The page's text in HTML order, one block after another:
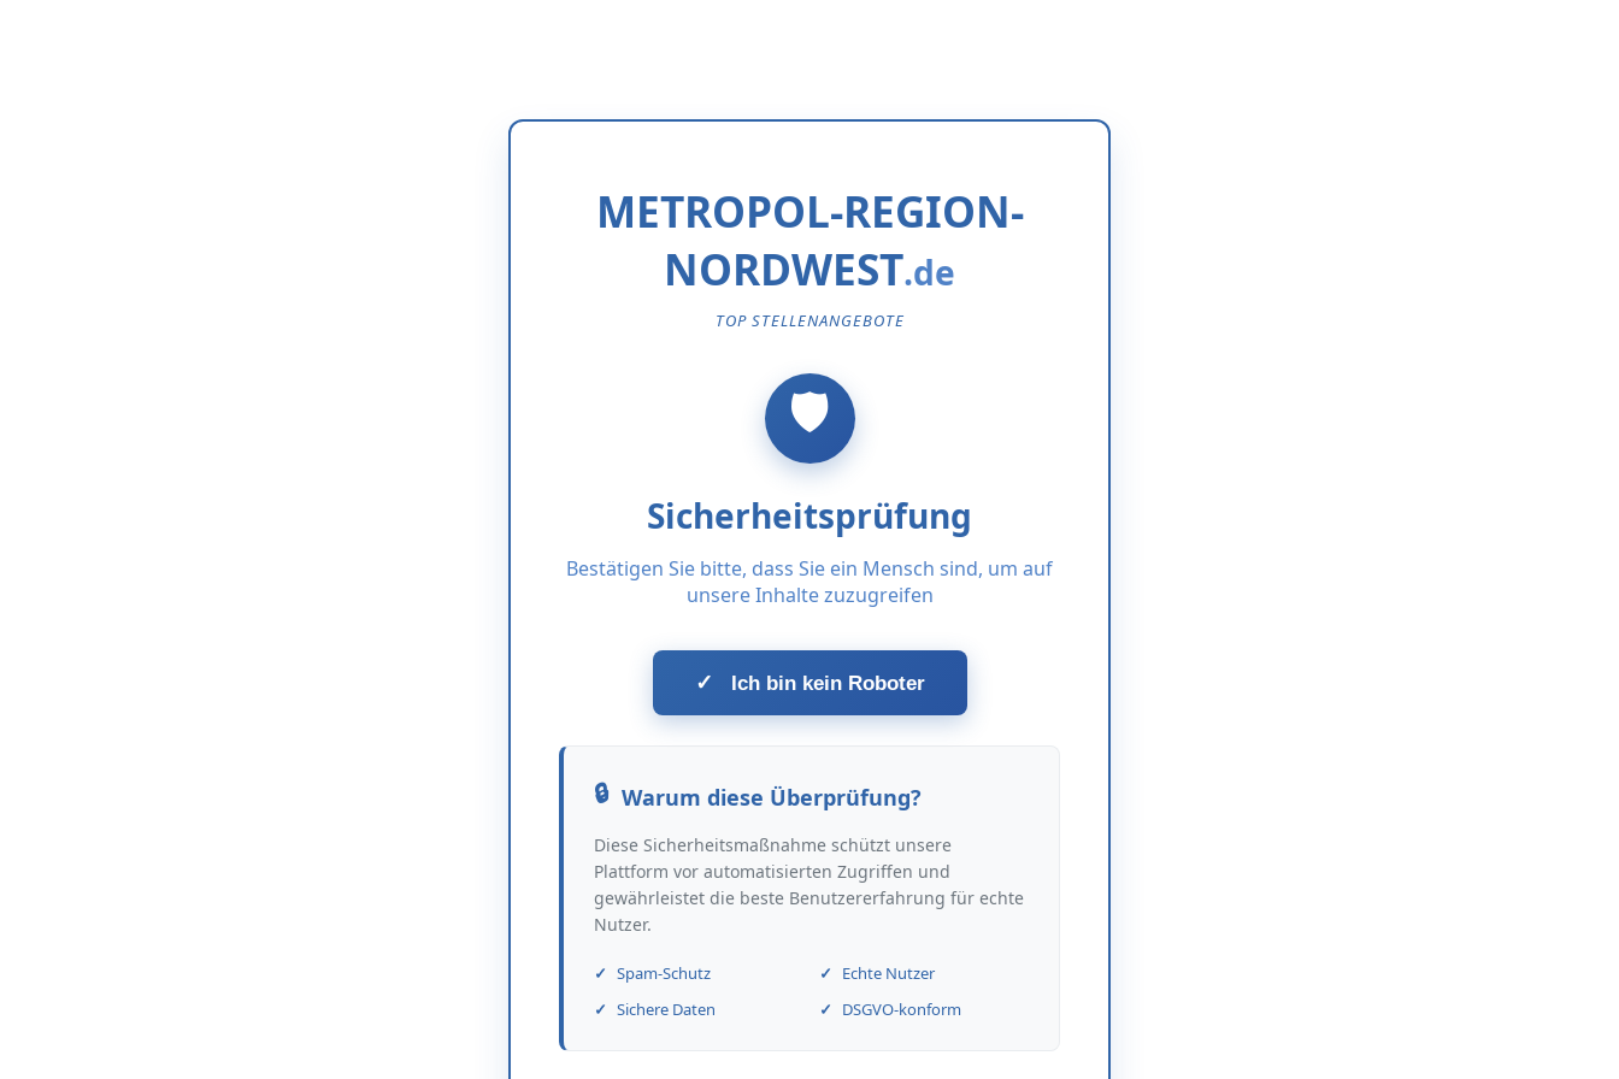
METROPOL-REGION-
NORDWEST
TOP STELLENANGEBOTE
Sicherheitsprüfung
Bestätigen Sie bitte, dass Sie ein Mensch sind, um auf
unsere Inhalte zuzugreifen
✓ Ich bin kein Roboter
Warum diese Überprüfung?
Diese Sicherheitsmaßnahme schützt unsere
Plattform vor automatisierten Zugriffen und
gewährleistet die beste Benutzererfahrung für echte
Nutzer.
Spam-Schutz
Echte Nutzer
Sichere Daten
DSGVO-konform